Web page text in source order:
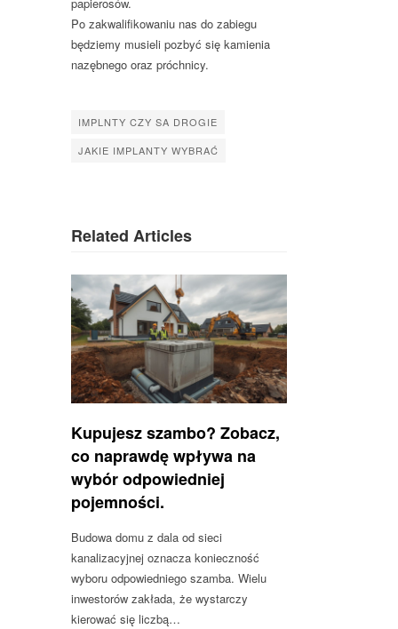
Po zakwalifikowaniu nas do zabiegu
będziemy musieli pozbyć się kamienia
nazębnego oraz próchnicy.
IMPLNTY CZY SA DROGIE
JAKIE IMPLANTY WYBRAĆ
Related Articles
Kupujesz szambo? Zobacz,
co naprawdę wpływa na
wybór odpowiedniej
pojemności.
Budowa domu z dala od sieci
kanalizacyjnej oznacza konieczność
wyboru odpowiedniego szamba. Wielu
inwestorów zakłada, że wystarczy
kierować się liczbą…